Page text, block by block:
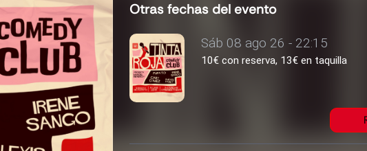
Otras fechas del evento
Sáb 08 ago 26 - 22:15
10€ con reserva, 13€ en taquilla